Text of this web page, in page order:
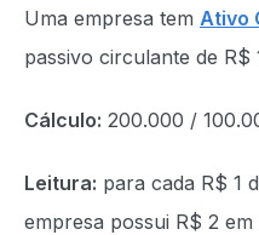
Uma empresa tem Ativo
passivo circulante de R$
Cálculo: 200.000 /
Leitura: para cada R$ 1
empresa possui R$ 2